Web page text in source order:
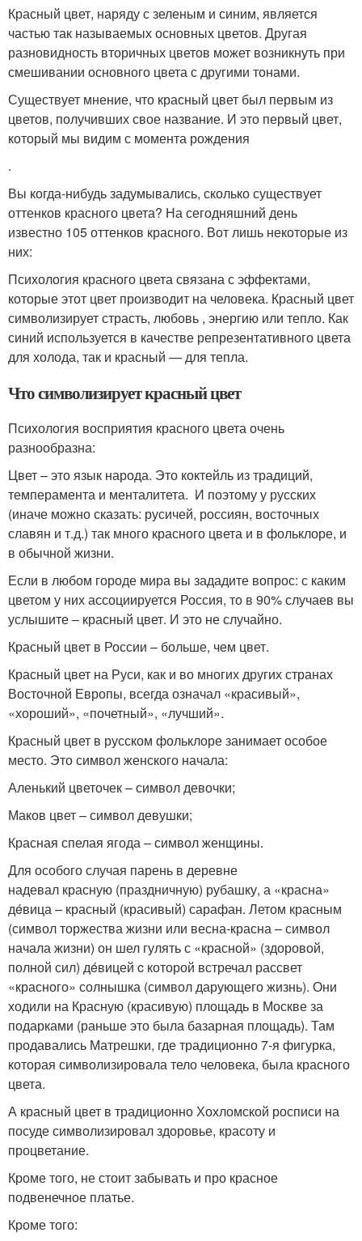
Красный цвет, наряду с зеленым и синим, является
частью так называемых основных цветов. Другая
разновидность вторичных цветов может возникнуть при
смешивании основного цвета с другими тонами.
Существует мнение, что красный цвет был первым из
цветов, получивших свое название. И это первый цвет,
который мы видим с момента рождения
.
Вы когда-нибудь задумывались, сколько существует
оттенков красного цвета? На сегодняшний день
известно 105 оттенков красного. Вот лишь некоторые из
них:
Психология красного цвета связана с эффектами,
которые этот цвет производит на человека. Красный цвет
символизирует страсть, любовь , энергию или тепло. Как
синий используется в качестве репрезентативного цвета
для холода, так и красный — для тепла.
Что символизирует красный цвет
Психология восприятия красного цвета очень
разнообразна:
Цвет – это язык народа. Это коктейль из традиций,
темперамента и менталитета. И поэтому у русских
(иначе можно сказать: русичей, россиян, восточных
славян и т.д.) так много красного цвета и в фольклоре, и
в обычной жизни.
Если в любом городе мира вы зададите вопрос: с каким
цветом у них ассоциируется Россия, то в 90% случаев вы
услышите – красный цвет. И это не случайно.
Красный цвет в России – больше, чем цвет.
Красный цвет на Руси, как и во многих других странах
Восточной Европы, всегда означал «красивый»,
«хороший», «почетный», «лучший».
Красный цвет в русском фольклоре занимает особое
место. Это символ женского начала:
Аленький цветочек – символ девочки;
Маков цвет – символ девушки;
Красная спелая ягода – символ женщины.
Для особого случая парень в деревне
надевал красную (праздничную) рубашку, а «красна»
дéвица – красный (красивый) сарафан. Летом красным
(символ торжества жизни или весна-красна – символ
начала жизни) он шел гулять с «красной» (здоровой,
полной сил) дéвицей c которой встречал рассвет
«красного» солнышка (символ дарующего жизнь). Они
ходили на Красную (красивую) площадь в Москве за
подарками (раньше это была базарная площадь). Там
продавались Матрешки, где традиционно 7-я фигурка,
которая символизировала тело человека, была красного
цвета.
А красный цвет в традиционно Хохломской росписи на
посуде символизировал здоровье, красоту и
процветание.
Кроме того, не стоит забывать и про красное
подвенечное платье.
Кроме того: